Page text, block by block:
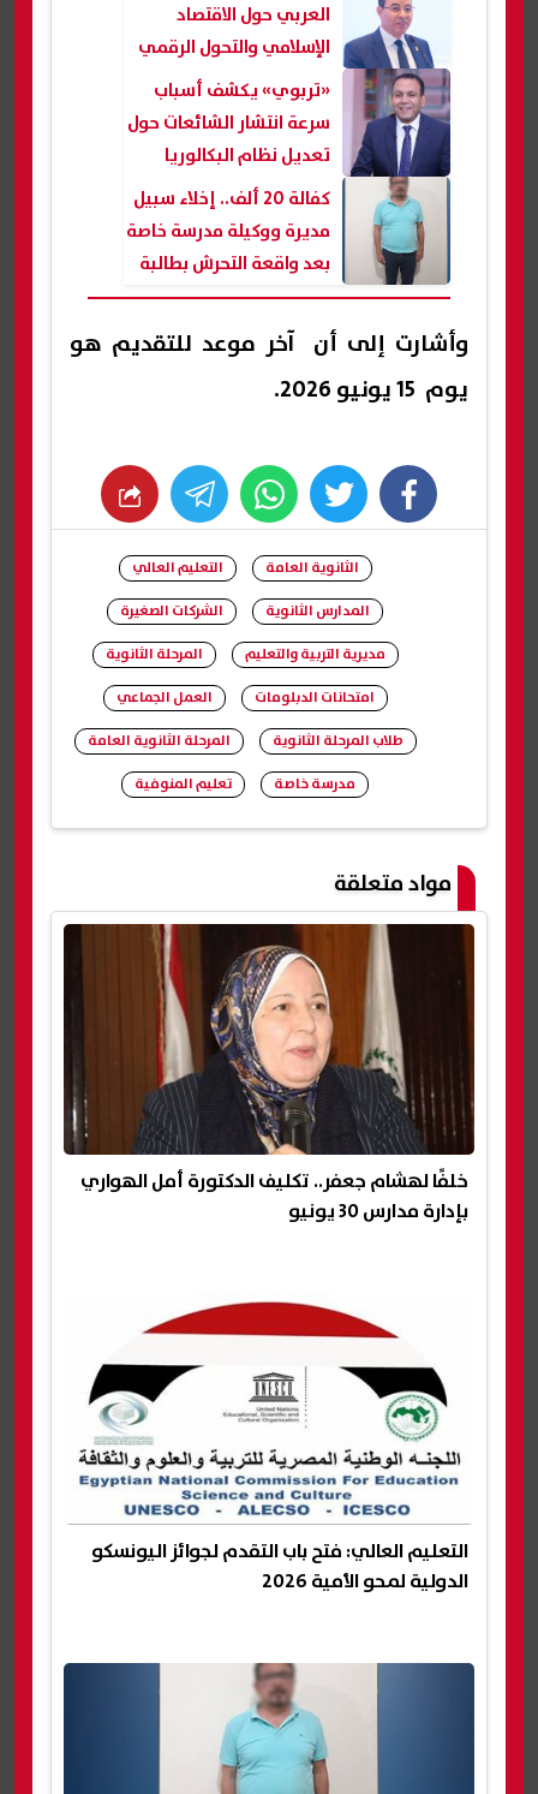
العربي حول الاقتصاد
الإسلامي والتحول الرقمي
«تربوي» يكشف أسباب
سرعة انتشار الشائعات حول
تعديل نظام البكالوريا
كفالة 20 ألف.. إخلاء سبيل
مديرة ووكيلة مدرسة خاصة
بعد واقعة التحرش بطالبة
وأشارت إلى أن آخر موعد للتقديم هو
يوم 15 يونيو 2026.
facebook
twitter
whats
الثانوية العامة
التعليم العالي
المدارس الثانوية
الشركات الصغيرة
مديرية التربية والتعليم
المرحلة الثانوية
امتحانات الدبلومات
العمل الجماعي
طلاب المرحلة الثانوية
المرحلة الثانوية العامة
مدرسة خاصة
تعليم المنوفية
مواد متعلقة
خلفًا لهشام جعفر.. تكليف الدكتورة أمل الهواري
بإدارة مدارس 30 يونيو
التعليم العالي: فتح باب التقدم لجوائز اليونسكو
الدولية لمحو الأمية 2026